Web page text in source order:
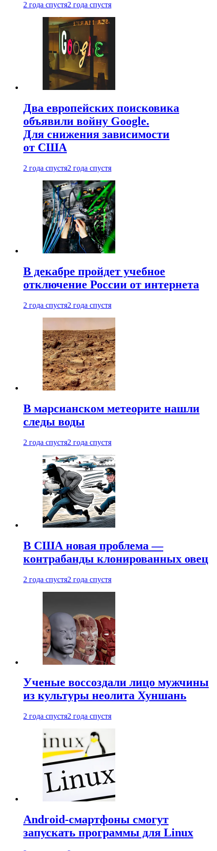
2 года спустя2 года спустя
Два европейских поисковика
объявили войну Google.
Для снижения зависимости
от США
2 года спустя2 года спустя
В декабре пройдет учебное
отключение России от интернета
2 года спустя2 года спустя
В марсианском метеорите нашли
следы воды
2 года спустя2 года спустя
В США новая проблема —
контрабанды клонированных овец
2 года спустя2 года спустя
Ученые воссоздали лицо мужчины
из культуры неолита Хуншань
2 года спустя2 года спустя
Android-смартфоны смогут
запускать программы для Linux